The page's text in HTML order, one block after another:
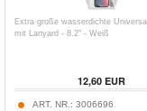
Extra große wasserdichte
mit Lanyard - 8.2" - Weiß
12,60EUR
ART. NR.: 3006696